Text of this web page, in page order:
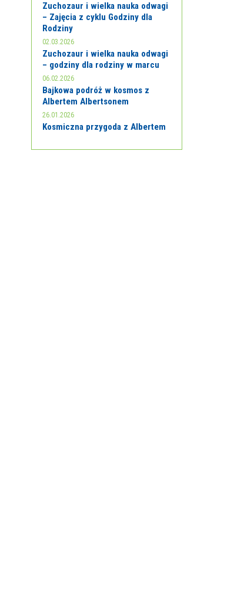
Zuchozaur i wielka nauka odwagi
– Zajęcia z cyklu Godziny dla
Rodziny
02.03.2026
Zuchozaur i wielka nauka odwagi
– godziny dla rodziny w marcu
06.02.2026
Bajkowa podróż w kosmos z
Albertem Albertsonem
26.01.2026
Kosmiczna przygoda z Albertem